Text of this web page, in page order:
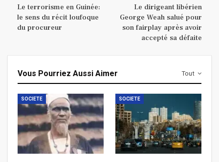
Le terrorisme en Guinée:
le sens du récit loufoque
du procureur
Le dirigeant libérien
George Weah salué pour
son fairplay après avoir
accepté sa défaite
Tout
Vous Pourriez Aussi Aimer
SOCIETE SOCIETE